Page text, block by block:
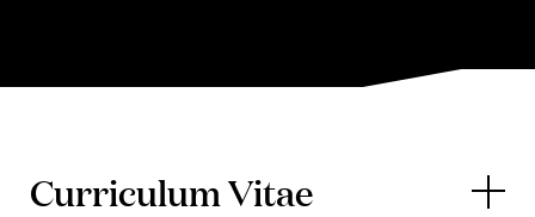
Curriculum Vitae